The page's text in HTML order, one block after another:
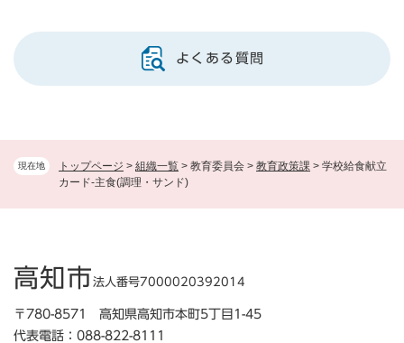
現在地 トップページ > 組織一覧 > 教育委員会 > 教育政策課 > 学校給食献立
カード-主食(調理・サンド)
よくある質問
高知市法人番号7000020392014
〒780-8571 高知県高知市本町5丁目1-45
代表電話：088-822-8111